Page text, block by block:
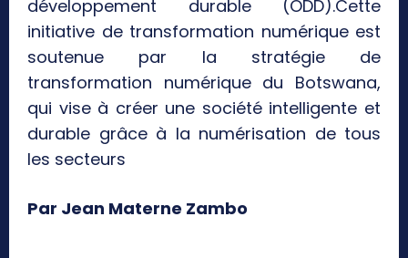
développement durable (ODD).Cette
initiative de transformation numérique est
soutenue par la stratégie de
transformation numérique du Botswana,
qui vise à créer une société intelligente et
durable grâce à la numérisation de tous
les secteurs
Par Jean Materne Zambo